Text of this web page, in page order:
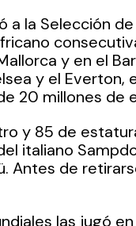
a la Selección
y en el
y el Everton,
20 millones de
y 85 de
italiano
Antes de
las jugó